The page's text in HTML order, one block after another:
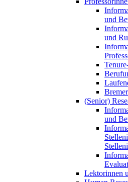
und
und
(Senior)
und
Lektorinnen